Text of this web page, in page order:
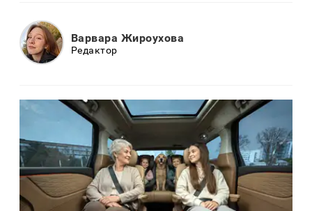
Варвара Жироухова
Редактор